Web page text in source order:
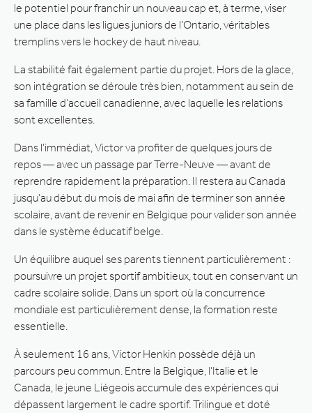
le potentiel pour franchir un nouveau cap et, à terme, viser
une place dans les ligues juniors de l’Ontario, véritables
tremplins vers le hockey de haut niveau.
La stabilité fait également partie du projet. Hors de la glace,
son intégration se déroule très bien, notamment au sein de
sa famille d’accueil canadienne, avec laquelle les relations
sont excellentes.
Dans l’immédiat, Victor va profiter de quelques jours de
repos — avec un passage par Terre-Neuve — avant de
reprendre rapidement la préparation. Il restera au Canada
jusqu’au début du mois de mai afin de terminer son année
scolaire, avant de revenir en Belgique pour valider son année
dans le système éducatif belge.
Un équilibre auquel ses parents tiennent particulièrement :
poursuivre un projet sportif ambitieux, tout en conservant un
cadre scolaire solide. Dans un sport où la concurrence
mondiale est particulièrement dense, la formation reste
essentielle.
À seulement 16 ans, Victor Henkin possède déjà un
parcours peu commun. Entre la Belgique, l’Italie et le
Canada, le jeune Liégeois accumule des expériences qui
dépassent largement le cadre sportif. Trilingue et doté